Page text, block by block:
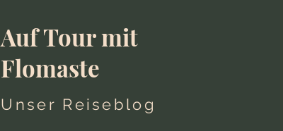
Auf Tour mit
Flomaste
Unser Reiseblog